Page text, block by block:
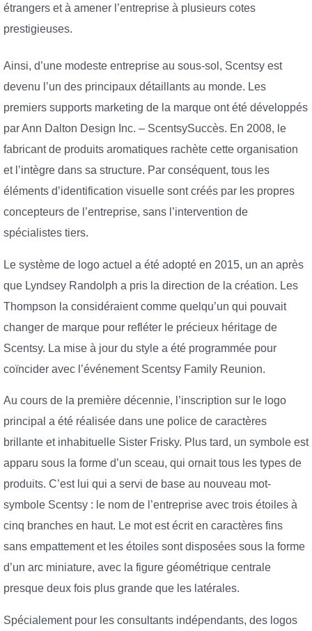
étrangers et à amener l’entreprise à plusieurs cotes
prestigieuses.
Ainsi, d’une modeste entreprise au sous-sol, Scentsy est
devenu l’un des principaux détaillants au monde. Les
premiers supports marketing de la marque ont été développés
par Ann Dalton Design Inc. – ScentsySuccès. En 2008, le
fabricant de produits aromatiques rachète cette organisation
et l’intègre dans sa structure. Par conséquent, tous les
éléments d’identification visuelle sont créés par les propres
concepteurs de l’entreprise, sans l’intervention de
spécialistes tiers.
Le système de logo actuel a été adopté en 2015, un an après
que Lyndsey Randolph a pris la direction de la création. Les
Thompson la considéraient comme quelqu’un qui pouvait
changer de marque pour refléter le précieux héritage de
Scentsy. La mise à jour du style a été programmée pour
coïncider avec l’événement Scentsy Family Reunion.
Au cours de la première décennie, l’inscription sur le logo
principal a été réalisée dans une police de caractères
brillante et inhabituelle Sister Frisky. Plus tard, un symbole est
apparu sous la forme d’un sceau, qui ornait tous les types de
produits. C’est lui qui a servi de base au nouveau mot-
symbole Scentsy : le nom de l’entreprise avec trois étoiles à
cinq branches en haut. Le mot est écrit en caractères fins
sans empattement et les étoiles sont disposées sous la forme
d’un arc miniature, avec la figure géométrique centrale
presque deux fois plus grande que les latérales.
Spécialement pour les consultants indépendants, des logos